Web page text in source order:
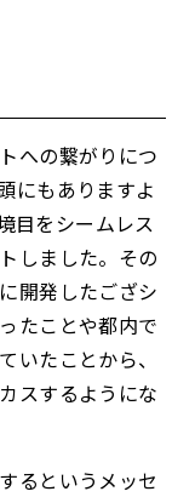
への繋がりにつ
にもありますよ
目をシームレス
しました。 その
開発したござシ
たことや都内で
いたことから、
スするようにな
るというメッセ